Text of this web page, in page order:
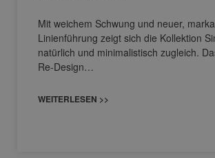
Mit weichem Schwung und neuer,
Linienführung zeigt sich die Kollektion
natürlich und minimalistisch zugleich.
Re-Design…
WEITERLESEN >>